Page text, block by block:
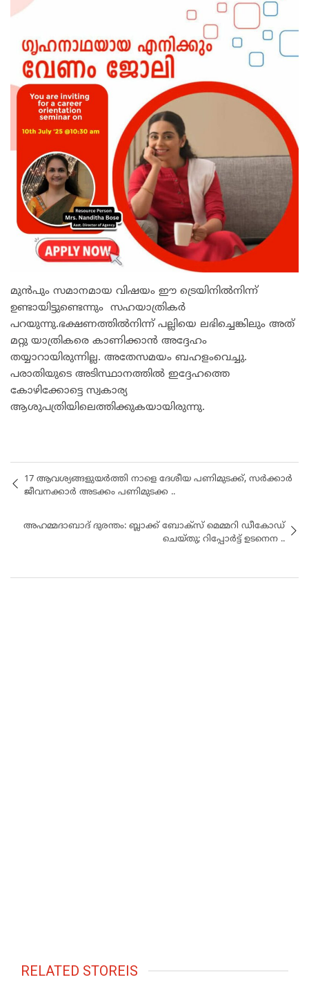
മുന്‍പും സമാനമായ വിഷയം ഈ ട്രെയിനില്‍നിന്ന്
ഉണ്ടായിട്ടുണ്ടെന്നും സഹയാത്രികര്‍
പറയുന്നു.ഭക്ഷണത്തില്‍നിന്ന് പല്ലിയെ ലഭിച്ചെങ്കിലും അത്
മറ്റു യാത്രികരെ കാണിക്കാന്‍ അദ്ദേഹം
തയ്യാറായിരുന്നില്ല. അതേസമയം ബഹളംവെച്ചു.
പരാതിയുടെ അടിസ്ഥാനത്തില്‍ ഇദ്ദേഹത്തെ
കോഴിക്കോട്ടെ സ്വകാര്യ
ആശുപത്രിയിലെത്തിക്കുകയായിരുന്നു.
17 ആവശ്യങ്ങളുയർത്തി നാളെ ദേശീയ പണിമുടക്ക്, സർക്കാർ
ജീവനക്കാർ അടക്കം പണിമുടക്ക ..
അഹമ്മദാബാദ് ദുരന്തം: ബ്ലാക്ക് ബോക്സ് മെമ്മറി ഡീകോഡ്
ചെയ്തു; റിപ്പോർട്ട് ഉടനെന ..
RELATED STOREIS